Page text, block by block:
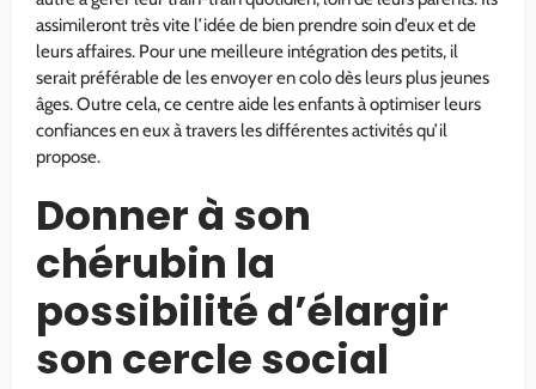
assimileront très vite l’idée de bien prendre soin d’eux et de
leurs affaires. Pour une meilleure intégration des petits, il
serait préférable de les envoyer en colo dès leurs plus jeunes
âges. Outre cela, ce centre aide les enfants à optimiser leurs
confiances en eux à travers les différentes activités qu’il
propose.
Donner à son
chérubin la
possibilité d’élargir
son cercle social